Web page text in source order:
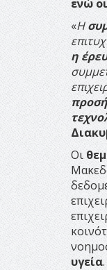
ενώ
«Η
η
Οι
υγεία.